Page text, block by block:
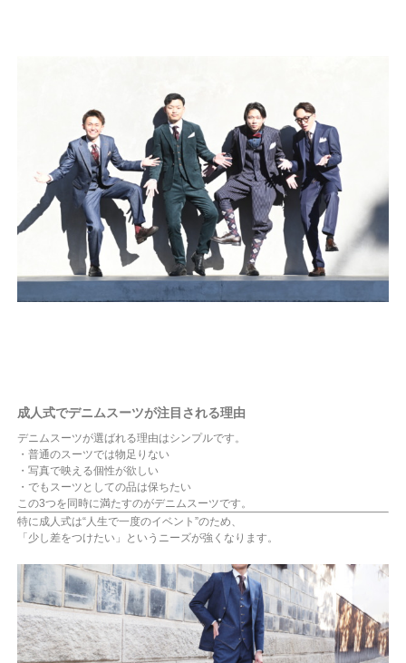
成人式でデニムスーツが注目される理由
デニムスーツが選ばれる理由はシンプルです。
・普通のスーツでは物足りない
・写真で映える個性が欲しい
・でもスーツとしての品は保ちたい
この3つを同時に満たすのがデニムスーツです。
特に成人式は“人生で一度のイベント”のため、
「少し差をつけたい」というニーズが強くなります。